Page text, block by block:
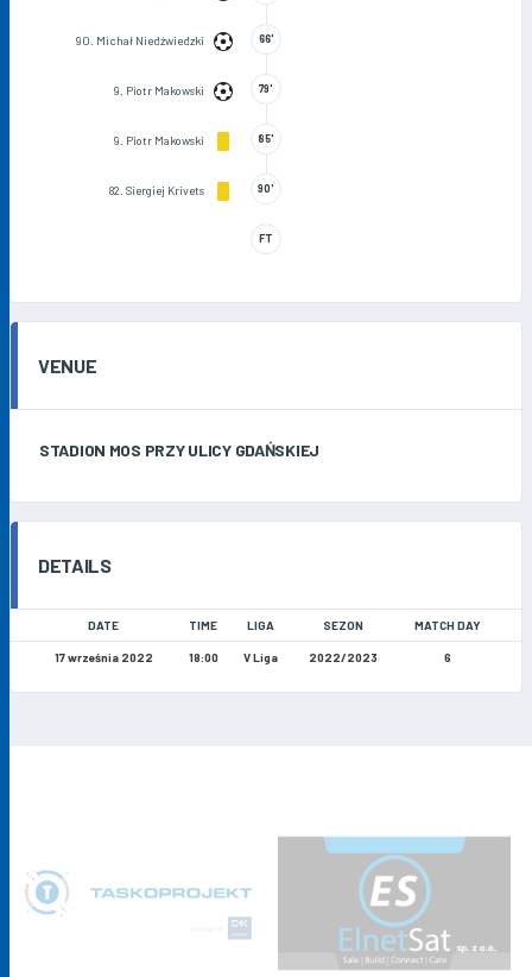
90. Michał Niedźwiedzki 66'
9. Piotr Makowski 79'
9. Piotr Makowski 85'
82. Siergiej Krivets 90'
FT
VENUE
STADION MOS PRZY ULICY GDAŃSKIEJ
DETAILS
DATE TIME LIGA SEZON MATCH DAY
17 września 2022 18:00 V Liga 2022/2023 6